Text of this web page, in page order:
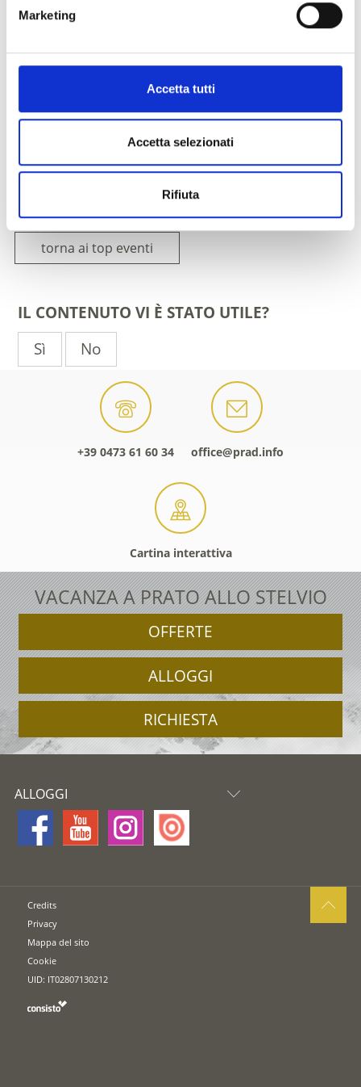
Marketing
Accetta tutti
Accetta selezionati
Rifiuta
Luogo dell'evento
Trafoi 13/A
www.nationalpark-stelvio.it
torna ai top eventi
IL CONTENUTO VI È STATO UTILE?
Sì
No
+39 0473 61 60 34 office@prad.info
Cartina interattiva
VACANZA A PRATO ALLO STELVIO
OFFERTE
ALLOGGI
RICHIESTA
ALLOGGI
Credits
Privacy
Mappa del sito
Cookie
UID: IT02807130212